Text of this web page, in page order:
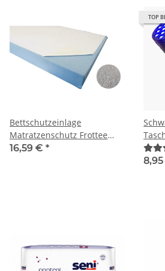
Bettschutzeinlage
Matratzenschutz Frottee
90x150 wasserdicht
16,59 € *
TOP